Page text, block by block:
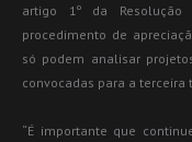
artigo 1º da
procedimento de
só podem analisar
convocadas para a terceira
“É importante que